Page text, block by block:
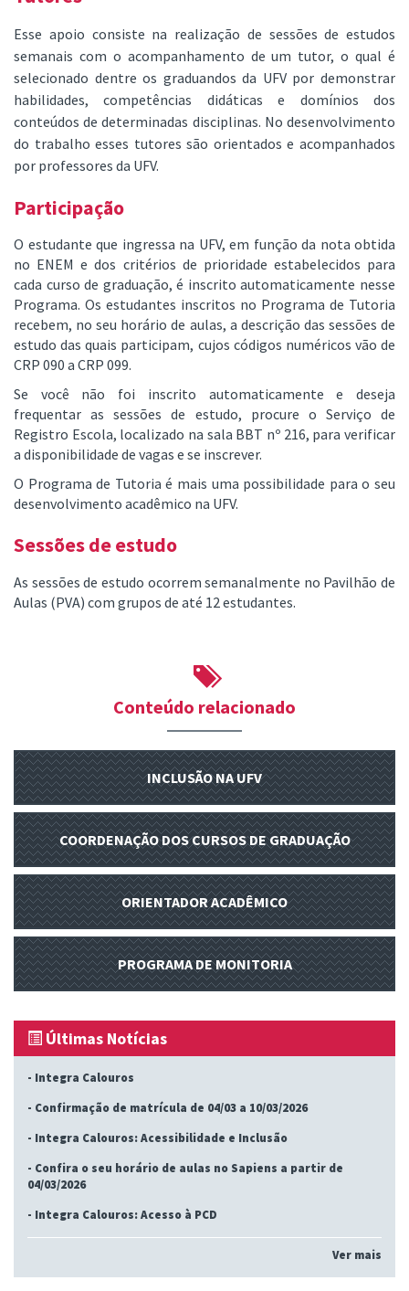
Esse apoio consiste na realização de sessões de estudos
semanais com o acompanhamento de um tutor, o qual é
selecionado dentre os graduandos da UFV por demonstrar
habilidades, competências didáticas e domínios dos
conteúdos de determinadas disciplinas. No desenvolvimento
do trabalho esses tutores são orientados e acompanhados
por professores da UFV.
Participação
O estudante que ingressa na UFV, em função da nota obtida
no ENEM e dos critérios de prioridade estabelecidos para
cada curso de graduação, é inscrito automaticamente nesse
Programa. Os estudantes inscritos no Programa de Tutoria
recebem, no seu horário de aulas, a descrição das sessões de
estudo das quais participam, cujos códigos numéricos vão de
CRP 090 a CRP 099.
Se você não foi inscrito automaticamente e deseja
frequentar as sessões de estudo, procure o Serviço de
Registro Escola, localizado na sala BBT nº 216, para verificar
a disponibilidade de vagas e se inscrever.
O Programa de Tutoria é mais uma possibilidade para o seu
desenvolvimento acadêmico na UFV.
Sessões de estudo
As sessões de estudo ocorrem semanalmente no Pavilhão de
Aulas (PVA) com grupos de até 12 estudantes.
Conteúdo relacionado
INCLUSÃO NA UFV
COORDENAÇÃO DOS CURSOS DE GRADUAÇÃO
ORIENTADOR ACADÊMICO
PROGRAMA DE MONITORIA
Últimas Notícias
- Integra Calouros
- Confirmação de matrícula de 04/03 a 10/03/2026
- Integra Calouros: Acessibilidade e Inclusão
- Confira o seu horário de aulas no Sapiens a partir de
04/03/2026
- Integra Calouros: Acesso à PCD
Ver mais